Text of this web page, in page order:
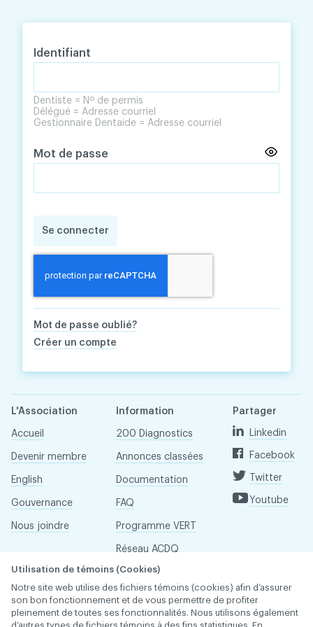
Identifiant
Dentiste = Nº de permis
Délégué = Adresse courriel
Gestionnaire Dentaide = Adresse courriel
Mot de passe
Se connecter
Mot de passe oublié?
Créer un compte
L'Association
Accueil
Devenir membre
English
Gouvernance
Nous joindre
Information
200 Diagnostics
Annonces classées
Documentation
FAQ
Programme VERT
Réseau ACDQ
Salle de presse
À propos
Partager
Linkedin
Facebook
Twitter
Youtube
Utilisation de témoins (Cookies)
Notre site web utilise des fichiers témoins (cookies) afin d’assurer
son bon fonctionnement et de vous permettre de profiter
pleinement de toutes ses fonctionnalités. Nous utilisons également